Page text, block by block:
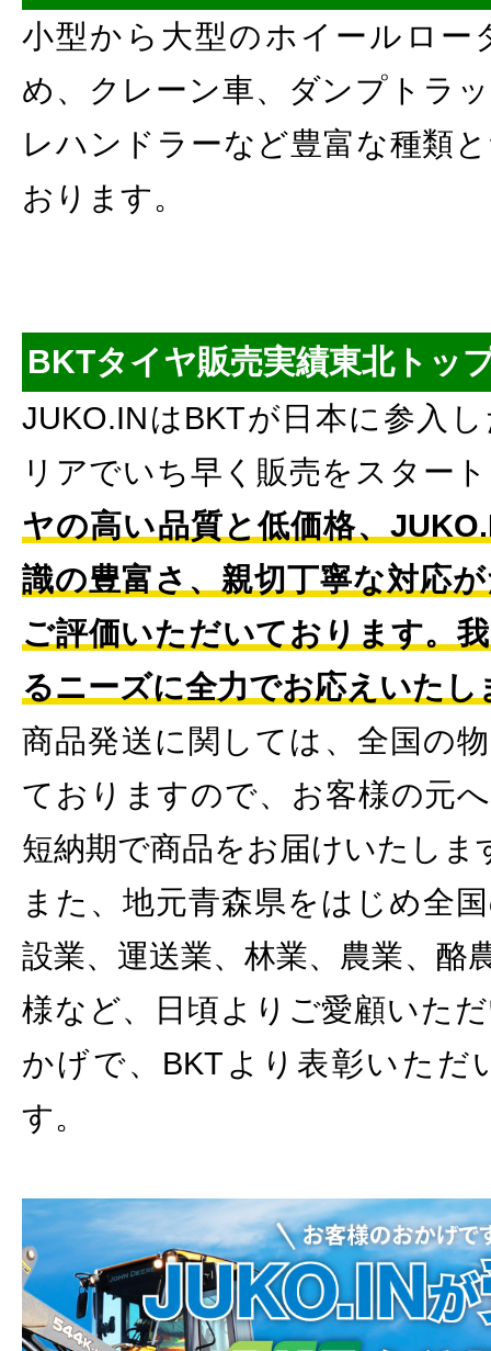
小型から大型のホイールロー
め、クレーン車、ダンプトラ
レハンドラーなど豊富な種類
おります。
BKTタイヤ販売実績東北トッ
JUKO.INはBKTが日本に参入
リアでいち早く販売をスター
ヤの高い品質と低価格、
識の豊富さ、親切丁寧な対応
ご評価いただいております。
るニーズに全力でお応えいたし
商品発送に関しては、全国の
ておりますので、お客様の元
短納期で商品をお届けいたしま
また、地元青森県をはじめ全
設業、運送業、林業、農業、酪
様など、日頃よりご愛顧いた
かげで、BKTより表彰いただ
す。